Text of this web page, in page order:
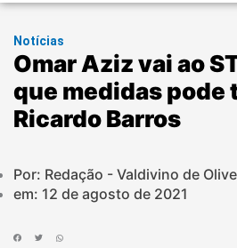
Notícias
Omar Aziz vai ao
que medidas pode
Ricardo Barros
Por: Redação - Valdivino de
em: 12 de agosto de 2021